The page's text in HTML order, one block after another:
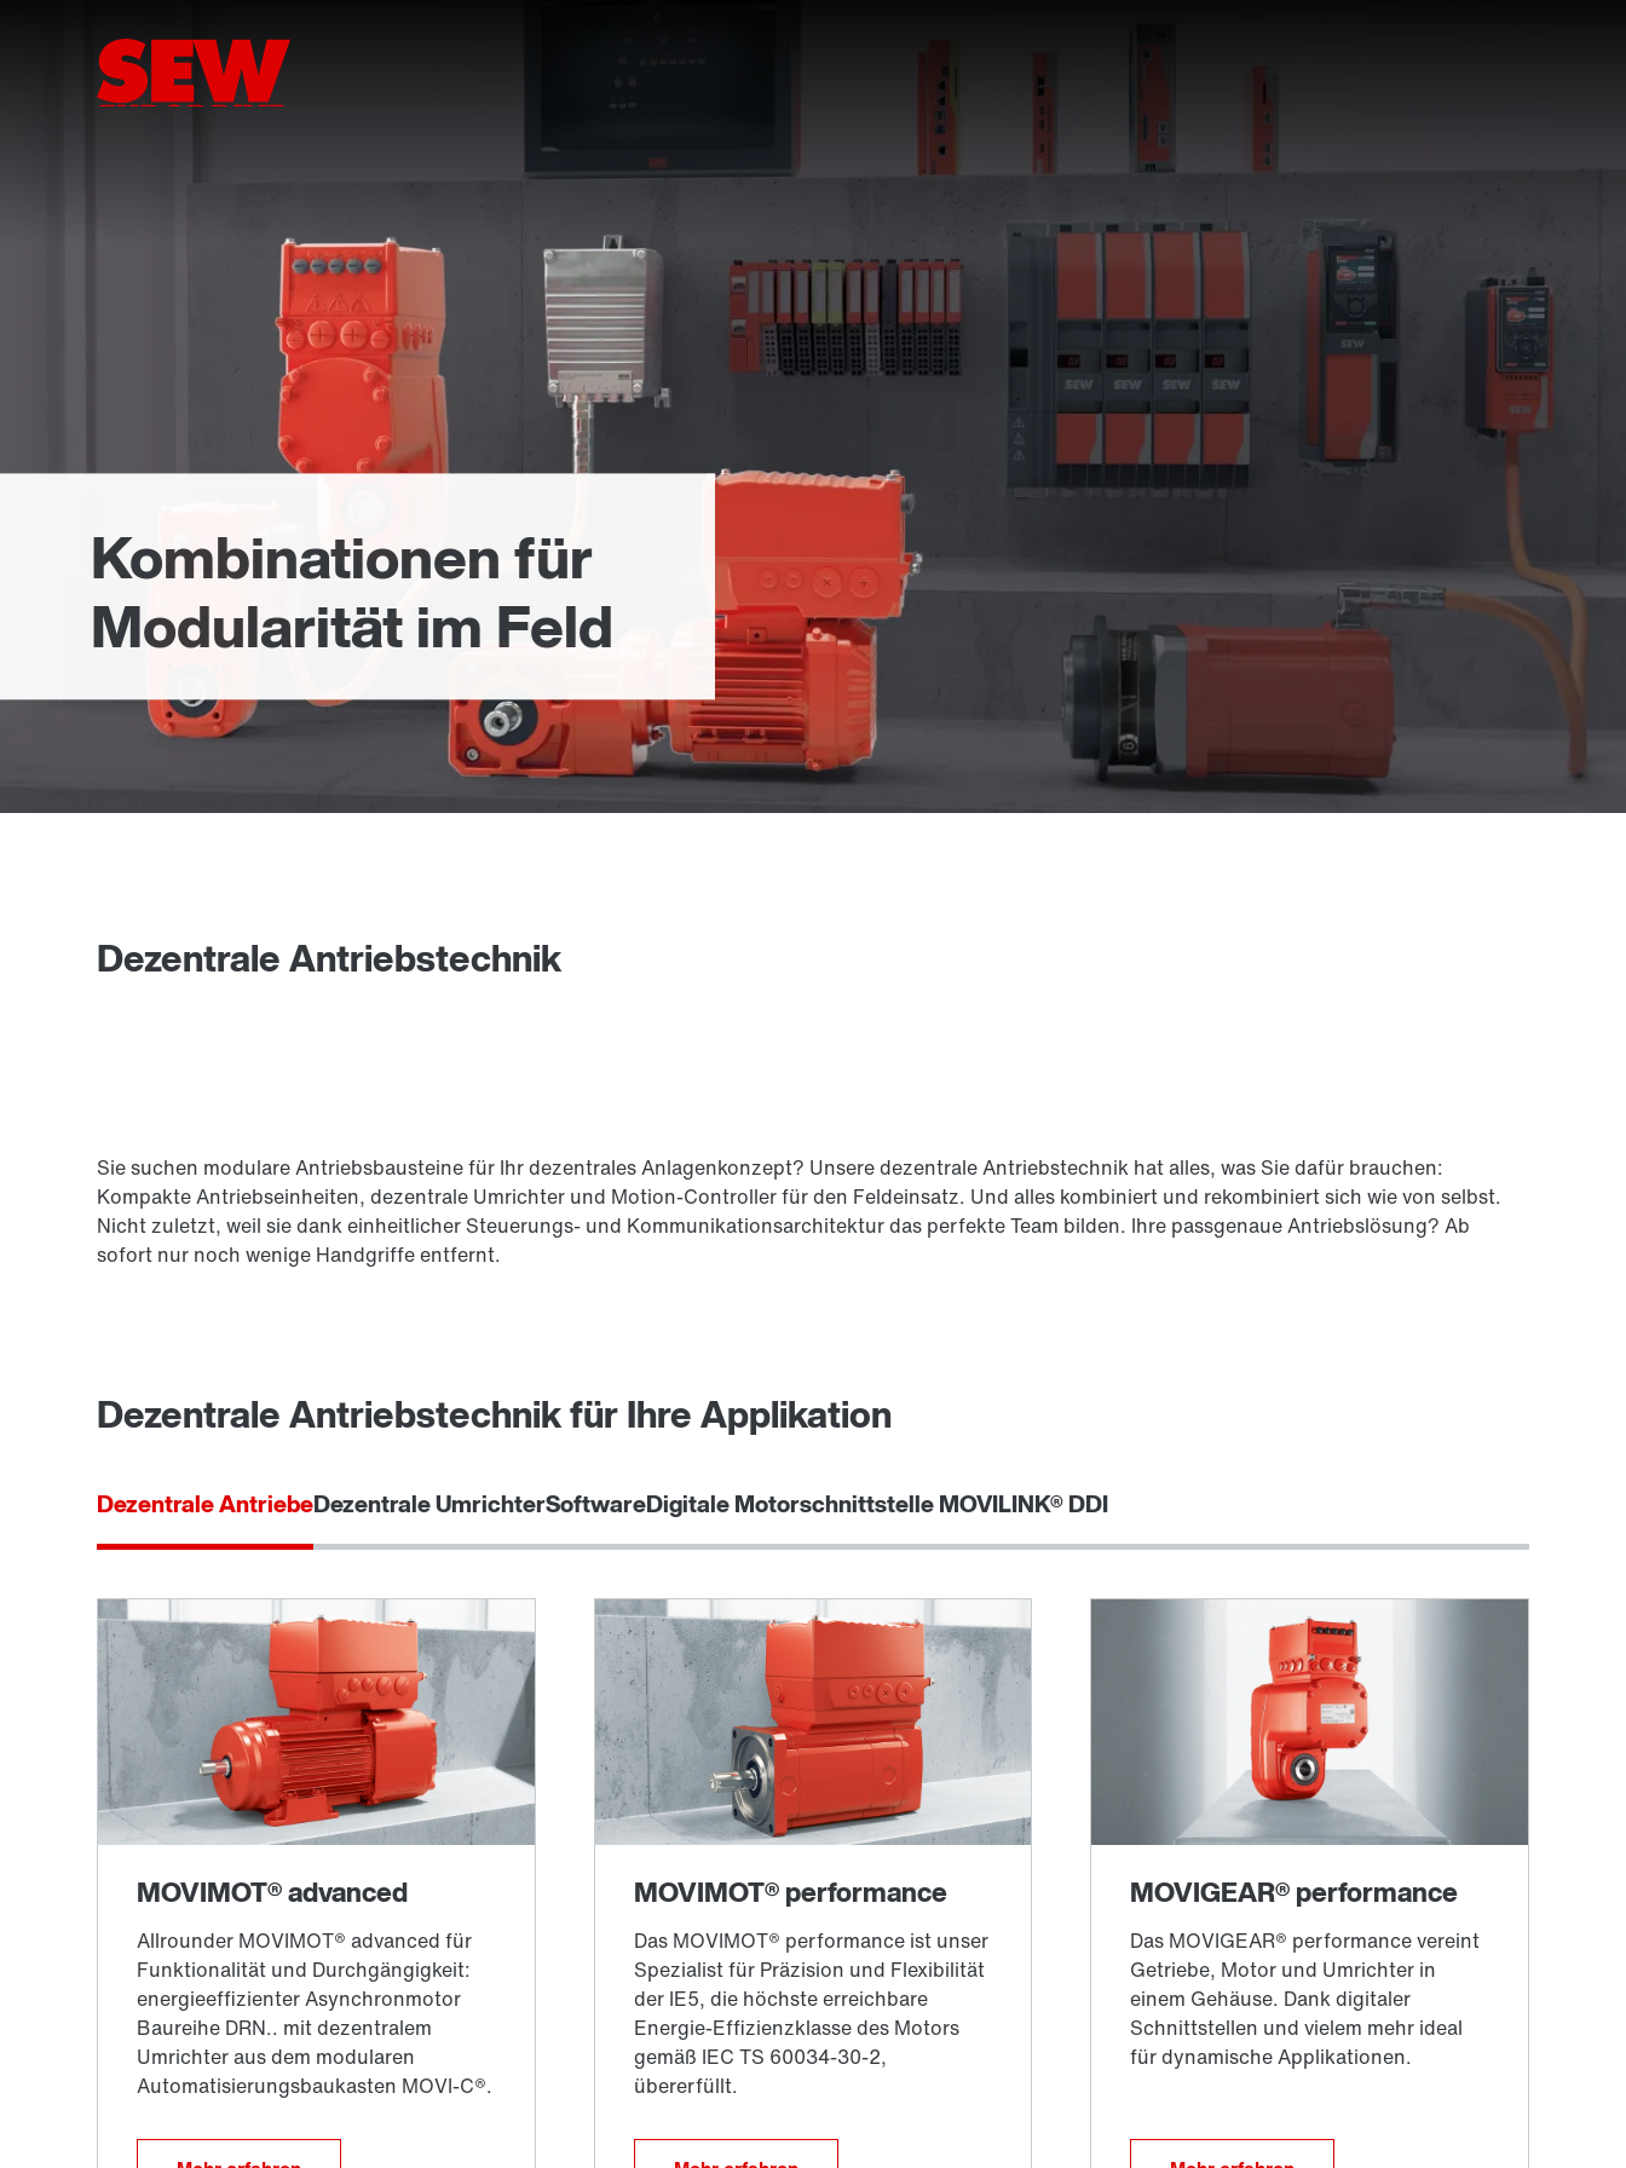
Kombinationen für
Modularität im Feld
Dezentrale Antriebstechnik
Sie suchen modulare Antriebsbausteine für Ihr dezentrales Anlagenkonzept? Unsere dezentrale Antriebstechnik hat alles, was Sie dafür brauchen:
Kompakte Antriebseinheiten, dezentrale Umrichter und Motion-Controller für den Feldeinsatz. Und alles kombiniert und rekombiniert sich wie von selbst.
Nicht zuletzt, weil sie dank einheitlicher Steuerungs- und Kommunikationsarchitektur das perfekte Team bilden. Ihre passgenaue Antriebslösung? Ab
sofort nur noch wenige Handgriffe entfernt.
Dezentrale Antriebstechnik für Ihre Applikation
Dezentrale AntriebeDezentrale UmrichterSoftwareDigitale Motorschnittstelle MOVILINK® DDI